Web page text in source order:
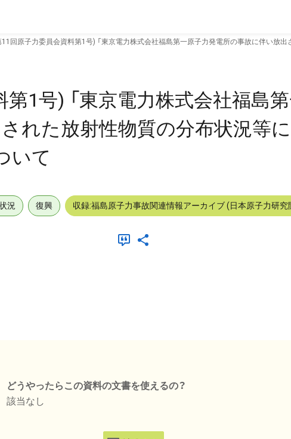
11回原子力委員会資料第1号) 「東京電力株式会社福島第一原子力発電所の事故に伴い放
1号) 「東京電力株式会社福島
れた放射性物質の分布状況等
いて
況 復興 収録:福島原子力事故関連情報アーカイブ (日本原子力研究
どうやったらこの資料の文書を使えるの？
該当なし